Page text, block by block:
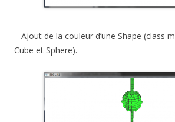
– Ajout de la couleur d’une Shape (class
Cube et Sphere).